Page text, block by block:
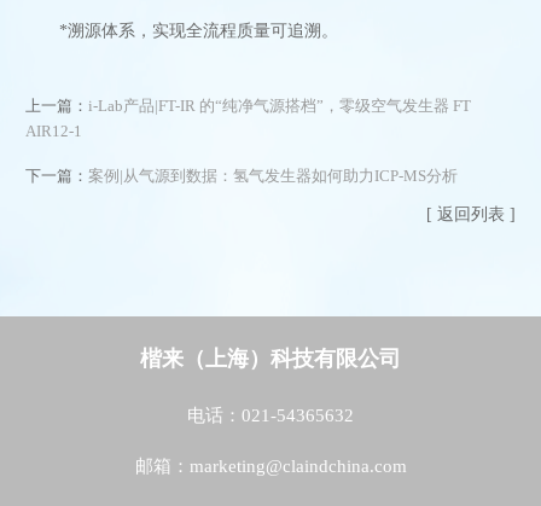
*溯源体系，实现全流程质量可追溯。
上一篇： i-Lab产品|FT-IR 的“纯净气源搭档”，零级空气发生器 FT
AIR12-1
下一篇： 案例|从气源到数据：氢气发生器如何助力ICP-MS分析
[ 返回列表 ]
楷来（上海）科技有限公司
电话：021-54365632
邮箱：marketing@claindchina.com